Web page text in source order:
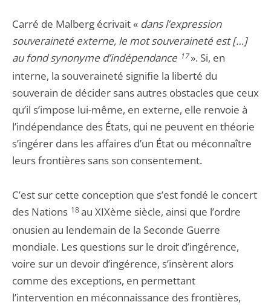
Carré de Malberg écrivait « dans l’expression
souveraineté externe, le mot souveraineté est […]
au fond synonyme d’indépendance 17». Si, en
interne, la souveraineté signifie la liberté du
souverain de décider sans autres obstacles que ceux
qu’il s’impose lui-même, en externe, elle renvoie à
l’indépendance des États, qui ne peuvent en théorie
s’ingérer dans les affaires d’un État ou méconnaître
leurs frontières sans son consentement.
C’est sur cette conception que s’est fondé le concert
des Nations 18au XIXème siècle, ainsi que l’ordre
onusien au lendemain de la Seconde Guerre
mondiale. Les questions sur le droit d’ingérence,
voire sur un devoir d’ingérence, s’insèrent alors
comme des exceptions, en permettant
l’intervention en méconnaissance des frontières,